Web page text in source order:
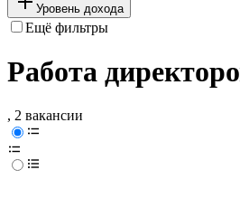
Уровень дохода
Ещё фильтры
Работа
, 2 вакансии